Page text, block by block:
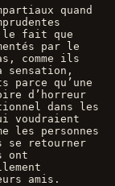
quand
le fait que
par le
comme ils
parce qu’une
d’horreur
dans les
voudraient
les personnes
se retourner
ont
amis.